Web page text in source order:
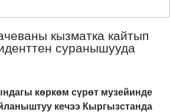
кызматка кайтып
суранышууда
көркөм сүрөт музейинде
кечээ Кыргызстанда